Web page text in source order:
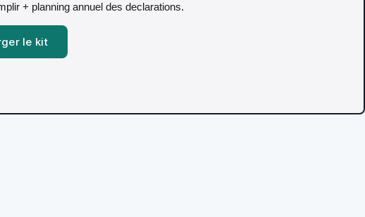
+ planning annuel des declarations.
le kit